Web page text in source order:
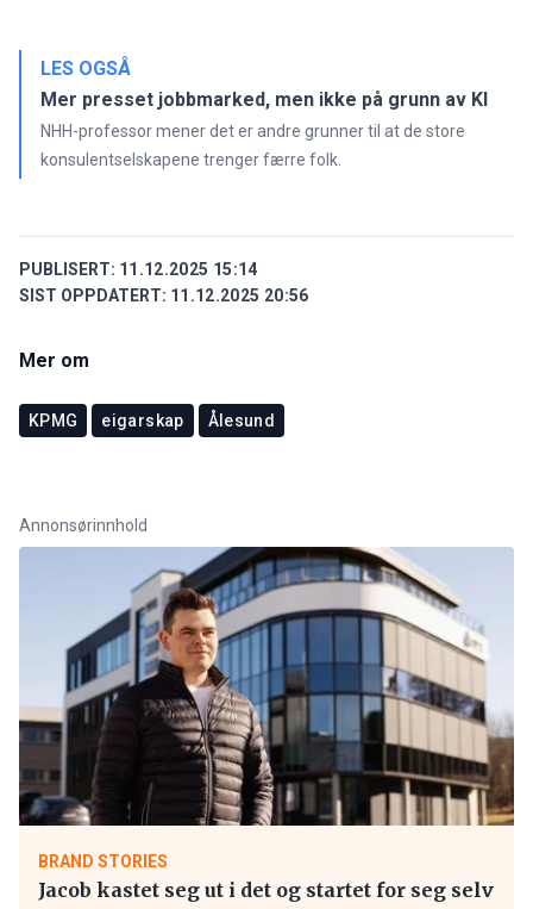
LES OGSÅ
Mer presset jobbmarked, men ikke på grunn av KI
NHH-professor mener det er andre grunner til at de store
konsulentselskapene trenger færre folk.
PUBLISERT: 11.12.2025 15:14
SIST OPPDATERT: 11.12.2025 20:56
Mer om
KPMG eigarskap Ålesund
Annonsørinnhold
BRAND STORIES
Jacob kastet seg ut i det og startet for seg selv